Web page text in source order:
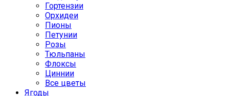
Гортензии
Орхидеи
Пионы
Петунии
Розы
Тюльпаны
Флоксы
Циннии
Все цветы
Ягоды